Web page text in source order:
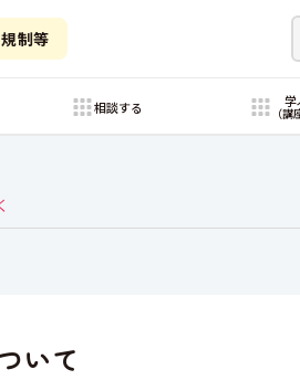
制等
相談する 学
（
いて